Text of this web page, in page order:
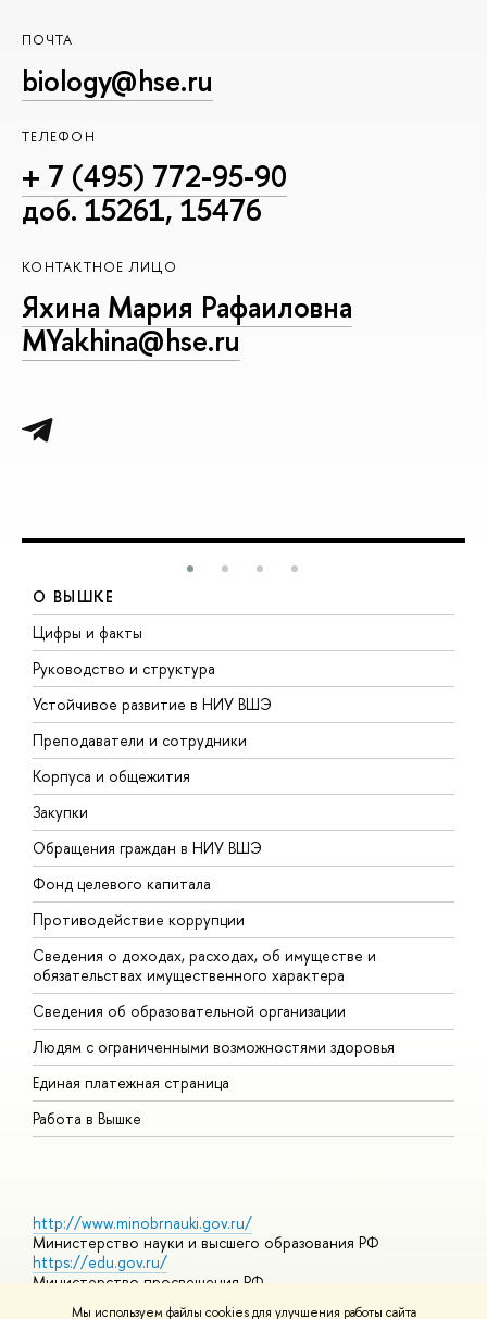
Мы используем файлы cookies для улучшения работы сайта
ПОЧТА
biology@hse.ru
ТЕЛЕФОН
+ 7 (495) 772-95-90
доб. 15261, 15476
КОНТАКТНОЕ ЛИЦО
Яхина Мария Рафаиловна
MYakhina@hse.ru
О ВЫШКЕ
Цифры и факты
Руководство и структура
Устойчивое развитие в НИУ ВШЭ
Преподаватели и сотрудники
Корпуса и общежития
Закупки
Обращения граждан в НИУ ВШЭ
Фонд целевого капитала
Противодействие коррупции
Сведения о доходах, расходах, об имуществе и
обязательствах имущественного характера
Сведения об образовательной организации
Людям с ограниченными возможностями здоровья
Единая платежная страница
Работа в Вышке
http://www.minobrnauki.gov.ru/
Министерство науки и высшего образования РФ
https://edu.gov.ru/
Министерство просвещения РФ
https://elearning.hse.ru/mooc